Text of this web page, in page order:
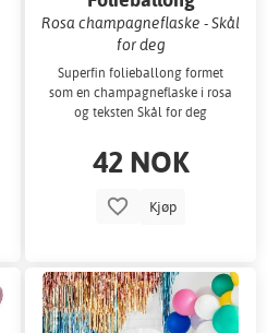
Rosa champagneflaske - Skål
for deg
Superfin folieballong formet
som en champagneflaske i rosa
og teksten Skål for deg
42 NOK
Kjøp